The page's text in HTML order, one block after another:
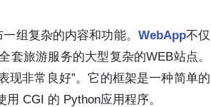
组复杂的内容和功能。 WebApp不仅
旅游服务的大型复杂的WEB站点。
现非常良好”。它的框架是一种简单的
CGI 的 Python应用程序。